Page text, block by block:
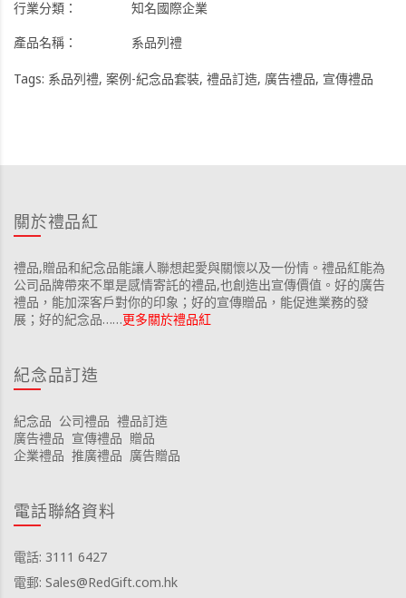
行業分類：
知名國際企業
產品名稱：
系品列禮
Tags: 系品列禮, 案例-紀念品套裝, 禮品訂造, 廣告禮品, 宣傳禮品
關於禮品紅
禮品,贈品和紀念品能讓人聯想起愛與關懷以及一份情。禮品紅能為
公司品牌帶來不單是感情寄託的禮品,也創造出宣傳價值。好的廣告
禮品，能加深客戶對你的印象；好的宣傳贈品，能促進業務的發
展；好的紀念品……更多關於禮品紅
紀念品訂造
紀念品 公司禮品 禮品訂造
廣告禮品 宣傳禮品 贈品
企業禮品 推廣禮品 廣告贈品
電話聯絡資料
電話: 3111 6427
電郵: Sales@RedGift.com.hk